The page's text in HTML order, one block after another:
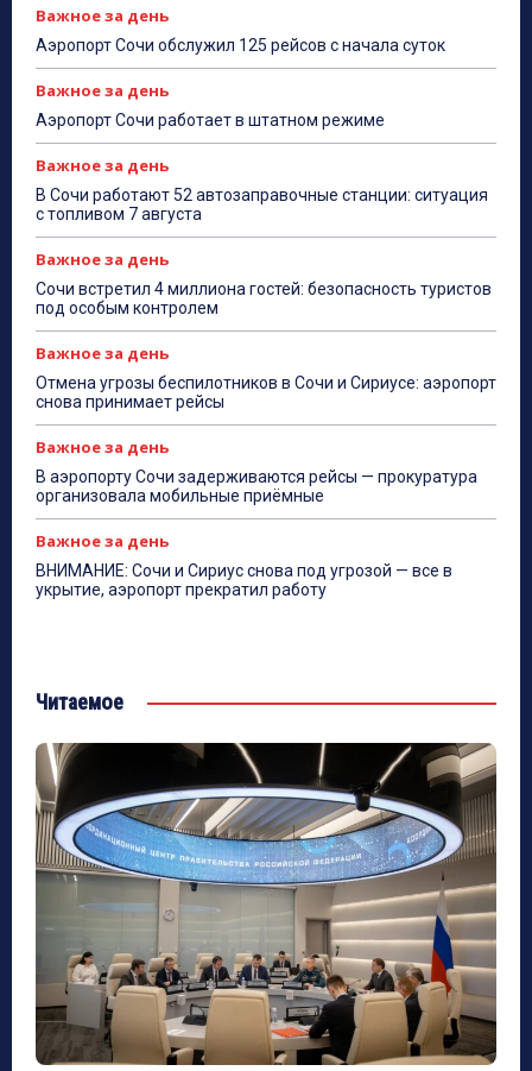
Важное за день
Аэропорт Сочи обслужил 125 рейсов с начала суток
Важное за день
Аэропорт Сочи работает в штатном режиме
Важное за день
В Сочи работают 52 автозаправочные станции: ситуация
с топливом 7 августа
Важное за день
Сочи встретил 4 миллиона гостей: безопасность туристов
под особым контролем
Важное за день
Отмена угрозы беспилотников в Сочи и Сириусе: аэропорт
снова принимает рейсы
Важное за день
В аэропорту Сочи задерживаются рейсы — прокуратура
организовала мобильные приёмные
Важное за день
ВНИМАНИЕ: Сочи и Сириус снова под угрозой — все в
укрытие, аэропорт прекратил работу
Читаемое